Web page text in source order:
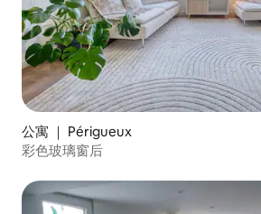
公寓 ｜ Périgueux
彩色玻璃窗后